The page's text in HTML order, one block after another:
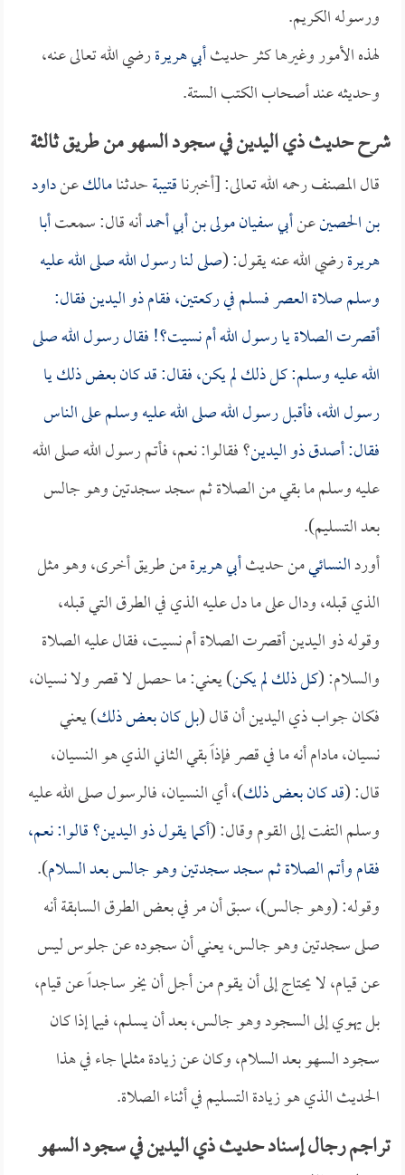
ورسوله الكريم.
لهذه الأمور وغيرها كثر حديثأبي هريرةرضي الله تعالى عنه،
وحديثه عند أصحاب الكتب الستة.
شرح حديث ذي اليدين في سجود السهو من طريق ثالثة
قال المصنف رحمه الله تعالى: [أخبرناقتيبةحدثنامالكعنداود
بن الحصينعنأبي سفيان مولى بن أبي أحمدأنه قال: سمعتأبا
هريرةرضي الله عنه يقول: (صلى لنا رسول الله صلى الله عليه
وسلم صلاة العصر فسلم في ركعتين، فقامذو اليدينفقال:
أقصرت الصلاة يا رسول الله أم نسيت؟! فقال رسول الله صلى
الله عليه وسلم: كل ذلك لم يكن، فقال: قد كان بعض ذلك يا
رسول الله، فأقبل رسول الله صلى الله عليه وسلم على الناس
فقال: أصدقذو اليدين؟ فقالوا: نعم، فأتم رسول الله صلى الله
عليه وسلم ما بقي من الصلاة ثم سجد سجدتين وهو جالس
بعد التسليم).
أوردالنسائيمن حديثأبي هريرةمن طريق أخرى، وهو مثل
الذي قبله، ودال على ما دل عليه الذي في الطرق التي قبله،
وقوله ذو اليدين أقصرت الصلاة أم نسيت، فقال عليه الصلاة
والسلام: (كل ذلك لم يكن) يعني: ما حصل لا قصر ولا نسيان،
فكان جواب ذي اليدين أن قال (بل كان بعض ذلك) يعني
نسيان، مادام أنه ما في قصر فإذاً بقي الثاني الذي هو النسيان،
قال: (قد كان بعض ذلك)، أي النسيان، فالرسول صلى الله عليه
وسلم التفت إلى القوم وقال: (أكما يقول ذو اليدين؟ قالوا: نعم،
فقام وأتم الصلاة ثم سجد سجدتين وهو جالس بعد السلام).
وقوله: (وهو جالس)، سبق أن مر في بعض الطرق السابقة أنه
صلى سجدتين وهو جالس، يعني أن سجوده عن جلوس ليس
عن قيام، لا يحتاج إلى أن يقوم من أجل أن يخر ساجداً عن قيام،
بل يهوي إلى السجود وهو جالس، بعد أن يسلم، فيما إذا كان
سجود السهو بعد السلام، وكان عن زيادة مثلما جاء في هذا
الحديث الذي هو زيادة التسليم في أثناء الصلاة.
تراجم رجال إسناد حديث ذي اليدين في سجود السهو